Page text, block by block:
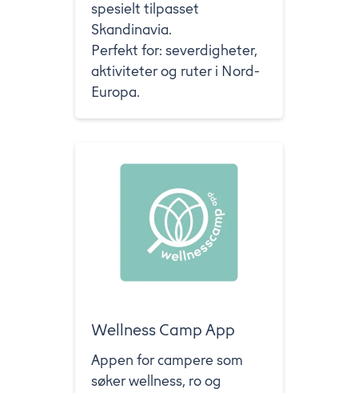
spesielt tilpasset
Skandinavia.
Perfekt for: severdigheter,
aktiviteter og ruter i Nord-
Europa.
Wellness Camp App
Appen for campere som
søker wellness, ro og